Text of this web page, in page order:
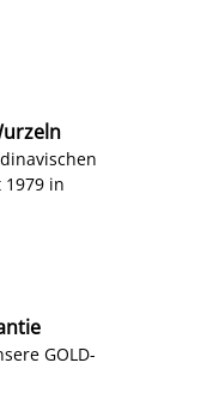
in
GOLD-